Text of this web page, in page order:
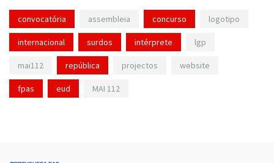
convocatória assembleia concurso logotipo
internacional surdos intérprete lgp
mai112 república projectos website
fpas eud MAI 112